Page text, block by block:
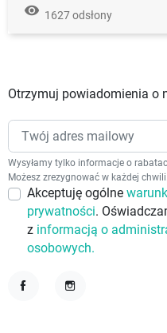
remove_red_eye 1627 odsłony
Otrzymuj powiadomienia o
Wysyłamy tylko informacje o
Możesz zrezygnować w każdej chwili.
Akceptuję ogólne
prywatności.
z informacją o
osobowych.